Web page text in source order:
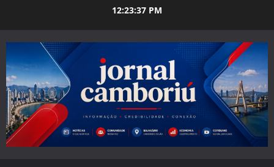
12:23:38 PM